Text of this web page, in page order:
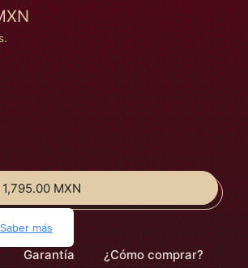
MXN
Saber más
Garantía ¿Cómo comprar?